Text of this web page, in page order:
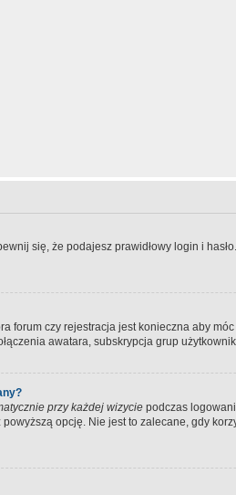
się, że podajesz prawidłowy login i
forum czy rejestracja jest konieczna aby
awatara, subskrypcja grup
przy każdej wizycie podczas
opcję. Nie jest to zalecane, gdy